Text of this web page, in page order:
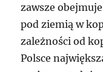
zawsze
pod ziemią w
zależności od
Polsce